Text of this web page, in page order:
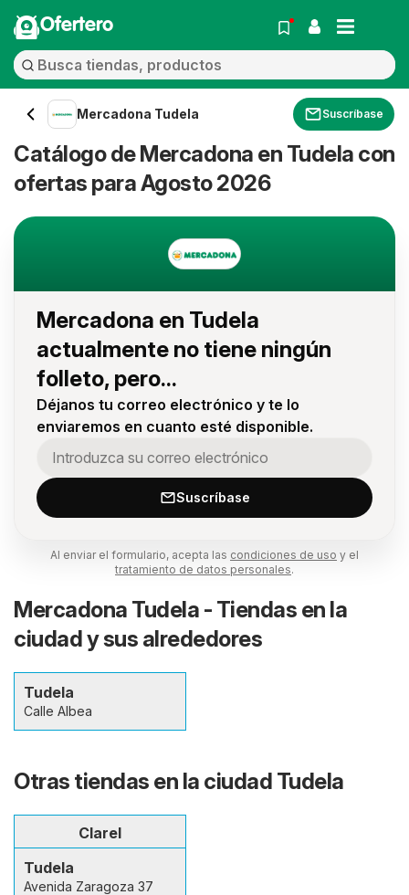
Ofertero
Mercadona Tudela Suscríbase
Catálogo de Mercadona en Tudela con
ofertas para Agosto 2026
Mercadona en Tudela
actualmente no tiene ningún
folleto, pero...
Déjanos tu correo electrónico y te lo
enviaremos en cuanto esté disponible.
Suscríbase
Al enviar el formulario, acepta las condiciones de uso y el
tratamiento de datos personales.
Mercadona Tudela - Tiendas en la
ciudad y sus alrededores
Tudela
Calle Albea
Otras tiendas en la ciudad Tudela
Clarel
Tudela
Avenida Zaragoza 37